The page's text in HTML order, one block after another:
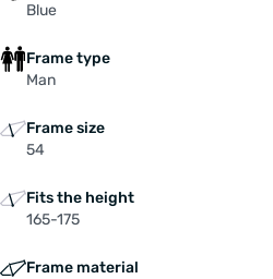
Blue
Frame type
Man
Frame size
54
Fits the height
165-175
Frame material